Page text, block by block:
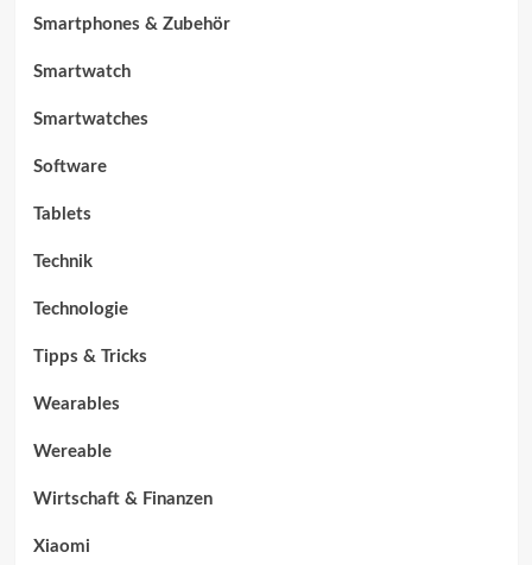
Smartphones & Zubehör
Smartwatch
Smartwatches
Software
Tablets
Technik
Technologie
Tipps & Tricks
Wearables
Wereable
Wirtschaft & Finanzen
Xiaomi